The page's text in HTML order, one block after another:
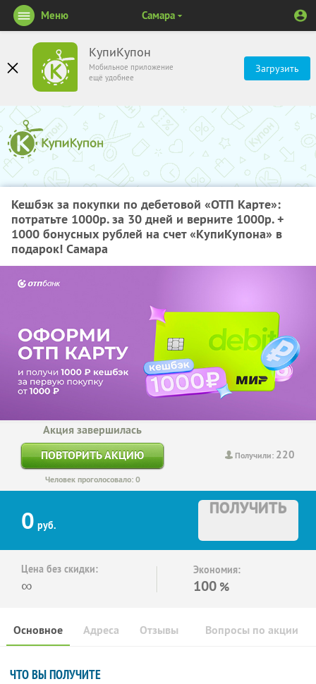
КупиКупон
Мобильное приложение
ещё удобнее
Загрузить
Меню Самара
Кешбэк за покупки по дебетовой «ОТП Карте»:
потратьте 1000р. за 30 дней и верните 1000р. +
1000 бонусных рублей на счет «КупиКупона» в
подарок! Самара
Получили: 220
Акция завершилась
ПОВТОРИТЬ АКЦИЮ
Человек проголосовало: 0
0 руб.
ПОЛУЧИТЬ
Цена без скидки:
∞
Экономия:
100 %
Основное Отзывы Вопросы по акции
Адреса
ЧТО ВЫ ПОЛУЧИТЕ